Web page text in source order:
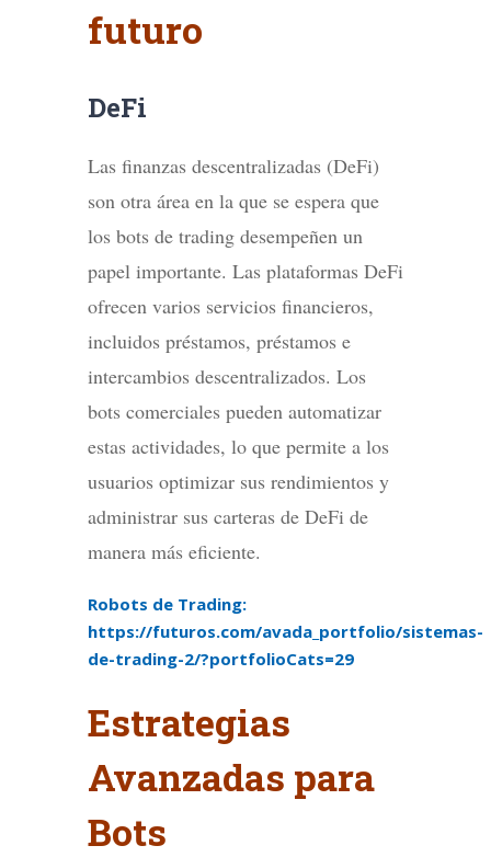
futuro
DeFi
Las finanzas descentralizadas (DeFi)
son otra área en la que se espera que
los bots de trading desempeñen un
papel importante. Las plataformas DeFi
ofrecen varios servicios financieros,
incluidos préstamos, préstamos e
intercambios descentralizados. Los
bots comerciales pueden automatizar
estas actividades, lo que permite a los
usuarios optimizar sus rendimientos y
administrar sus carteras de DeFi de
manera más eficiente.
Robots de Trading:
https://futuros.com/avada_portfolio/sistemas-
de-trading-2/?portfolioCats=29
Estrategias
Avanzadas para
Bots